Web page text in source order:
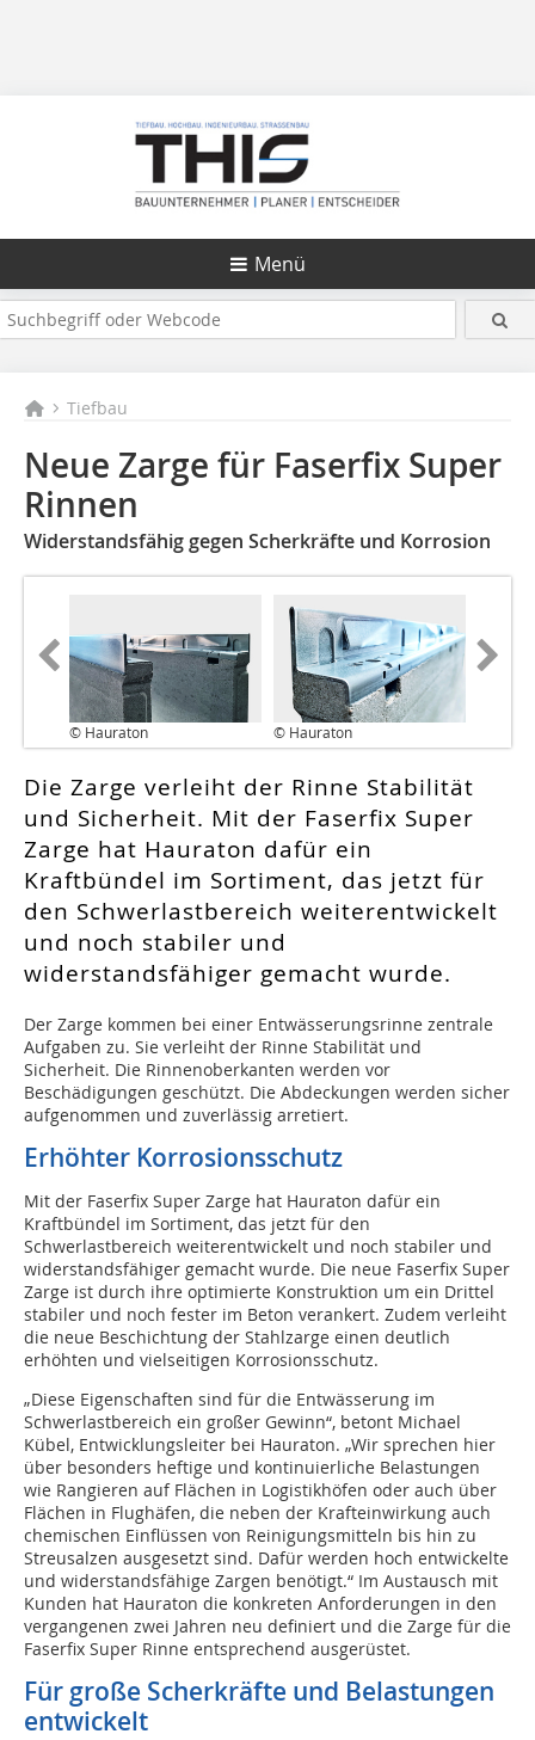
Menü
Tiefbau
Neue Zarge für Faserfix Super
Rinnen
Widerstandsfähig gegen Scherkräfte und Korrosion
© Hauraton © Hauraton
Die Zarge verleiht der Rinne Stabilität
und Sicherheit. Mit der Faserfix Super
Zarge hat Hauraton dafür ein
Kraftbündel im Sortiment, das jetzt für
den Schwerlastbereich weiterentwickelt
und noch stabiler und
widerstandsfähiger gemacht wurde.
Der Zarge kommen bei einer Entwässerungsrinne zentrale
Aufgaben zu. Sie verleiht der Rinne Stabilität und
Sicherheit. Die Rinnenoberkanten werden vor
Beschädigungen geschützt. Die Abdeckungen werden sicher
aufgenommen und zuverlässig arretiert.
Erhöhter Korrosionsschutz
Mit der Faserfix Super Zarge hat Hauraton dafür ein
Kraftbündel im Sortiment, das jetzt für den
Schwerlastbereich weiterentwickelt und noch stabiler und
widerstandsfähiger gemacht wurde. Die neue Faserfix Super
Zarge ist durch ihre optimierte Konstruktion um ein Drittel
stabiler und noch fester im Beton verankert. Zudem verleiht
die neue Beschichtung der Stahlzarge einen deutlich
erhöhten und vielseitigen Korrosionsschutz.
„Diese Eigenschaften sind für die Entwässerung im
Schwerlastbereich ein großer Gewinn“, betont Michael
Kübel, Entwicklungsleiter bei Hauraton. „Wir sprechen hier
über besonders heftige und kontinuierliche Belastungen
wie Rangieren auf Flächen in Logistikhöfen oder auch über
Flächen in Flughäfen, die neben der Krafteinwirkung auch
chemischen Einflüssen von Reinigungsmitteln bis hin zu
Streusalzen ausgesetzt sind. Dafür werden hoch entwickelte
und widerstandsfähige Zargen benötigt.“ Im Austausch mit
Kunden hat Hauraton die konkreten Anforderungen in den
vergangenen zwei Jahren neu definiert und die Zarge für die
Faserfix Super Rinne entsprechend ausgerüstet.
Für große Scherkräfte und Belastungen
entwickelt